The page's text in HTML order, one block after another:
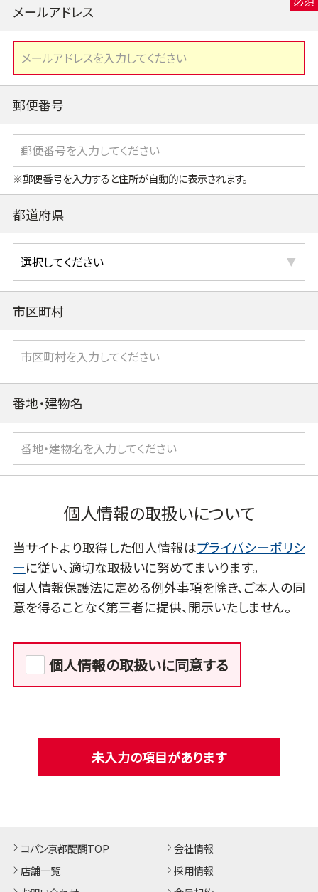
メールアドレス
郵便番号
※郵便番号を入力すると住所が自動的に表示されます。
都道府県
市区町村
番地・建物名
個人情報の取扱いについて
当サイトより取得した個人情報はプライバシーポリシ
ーに従い、適切な取扱いに努めてまいります。
個人情報保護法に定める例外事項を除き、ご本人の同
意を得ることなく第三者に提供、開示いたしません。
個人情報の取扱いに同意する
未入力の項目があります
コパン京都醍醐TOP
店舗一覧
会社情報
採用情報